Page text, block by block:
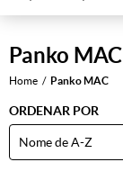
Panko MAC
Home Panko MAC
ORDENAR POR
Nome de A-Z